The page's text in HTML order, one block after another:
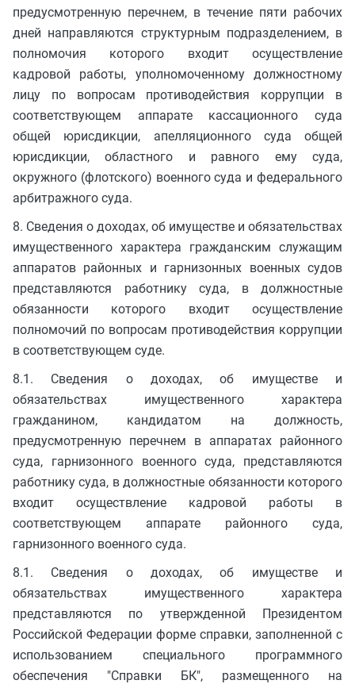
предусмотренную перечнем, в течение пяти рабочих
дней направляются структурным подразделением, в
полномочия которого входит осуществление
кадровой работы, уполномоченному должностному
лицу по вопросам противодействия коррупции в
соответствующем аппарате кассационного суда
общей юрисдикции, апелляционного суда общей
юрисдикции, областного и равного ему суда,
окружного (флотского) военного суда и федерального
арбитражного суда.
8. Сведения о доходах, об имуществе и обязательствах
имущественного характера гражданским служащим
аппаратов районных и гарнизонных военных судов
представляются работнику суда, в должностные
обязанности которого входит осуществление
полномочий по вопросам противодействия коррупции
в соответствующем суде.
8.1. Сведения о доходах, об имуществе и
обязательствах имущественного характера
гражданином, кандидатом на должность,
предусмотренную перечнем в аппаратах районного
суда, гарнизонного военного суда, представляются
работнику суда, в должностные обязанности которого
входит осуществление кадровой работы в
соответствующем аппарате районного суда,
гарнизонного военного суда.
8.1. Сведения о доходах, об имуществе и
обязательствах имущественного характера
представляются по утвержденной Президентом
Российской Федерации форме справки, заполненной с
использованием специального программного
обеспечения "Справки БК", размещенного на